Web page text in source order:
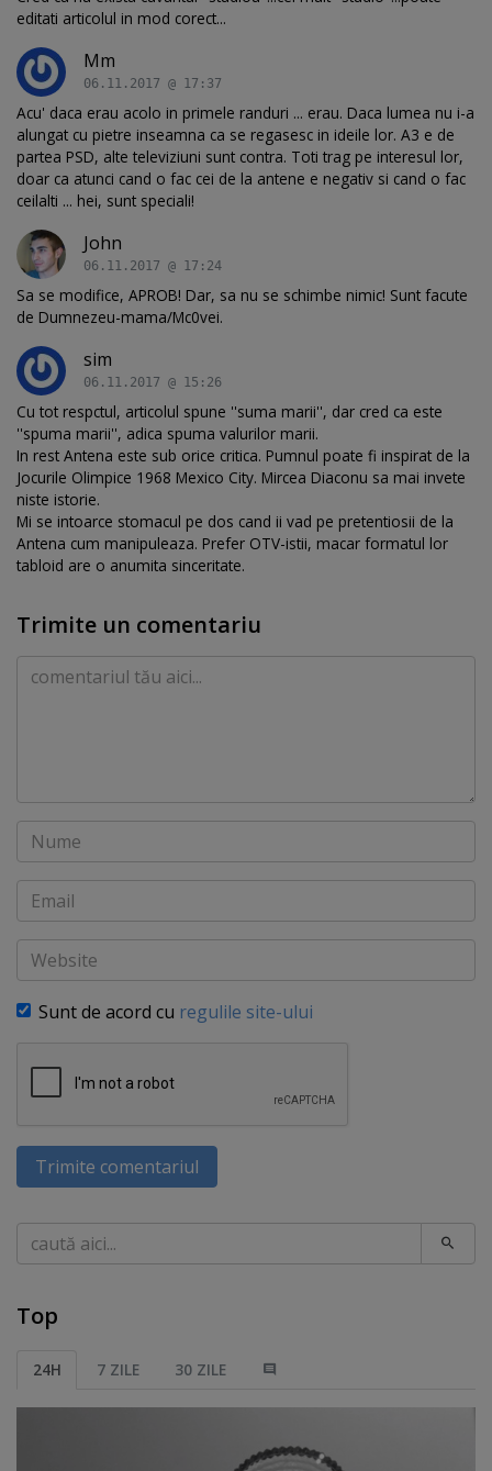
editati articolul in mod corect...
Mm
06.11.2017 @ 17:37
Acu' daca erau acolo in primele randuri ... erau. Daca lumea nu i-a
alungat cu pietre inseamna ca se regasesc in ideile lor. A3 e de
partea PSD, alte televiziuni sunt contra. Toti trag pe interesul lor,
doar ca atunci cand o fac cei de la antene e negativ si cand o fac
ceilalti ... hei, sunt speciali!
John
06.11.2017 @ 17:24
Sa se modifice, APROB! Dar, sa nu se schimbe nimic! Sunt facute
de Dumnezeu-mama/Mc0vei.
sim
06.11.2017 @ 15:26
Cu tot respctul, articolul spune ''suma marii'', dar cred ca este
''spuma marii'', adica spuma valurilor marii.
In rest Antena este sub orice critica. Pumnul poate fi inspirat de la
Jocurile Olimpice 1968 Mexico City. Mircea Diaconu sa mai invete
niste istorie.
Mi se intoarce stomacul pe dos cand ii vad pe pretentiosii de la
Antena cum manipuleaza. Prefer OTV-istii, macar formatul lor
tabloid are o anumita sinceritate.
Trimite un comentariu
Comentariu
Nume
Email
Website
Sunt de acord cu regulile site-ului
Trimite comentariul
Caută
Top
24H 7 ZILE 30 ZILE